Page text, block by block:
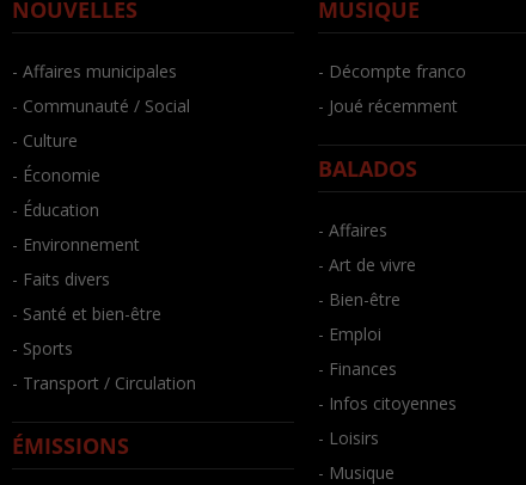
NOUVELLES
- Affaires municipales
- Communauté / Social
- Culture
- Économie
- Éducation
- Environnement
- Faits divers
- Santé et bien-être
- Sports
- Transport / Circulation
ÉMISSIONS
MUSIQUE
- Décompte franco
- Joué récemment
BALADOS
- Affaires
- Art de vivre
- Bien-être
- Emploi
- Finances
- Infos citoyennes
- Loisirs
- Musique